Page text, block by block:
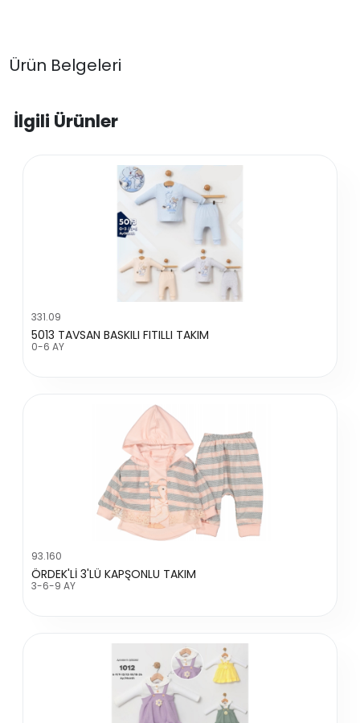
Ürün Belgeleri
İlgili Ürünler
331.09
5013 TAVSAN BASKILI FITILLI TAKIM
0-6 AY
93.160
ÖRDEK'Lİ 3'LÜ KAPŞONLU TAKIM
3-6-9 AY